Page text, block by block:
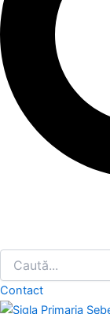
Contact